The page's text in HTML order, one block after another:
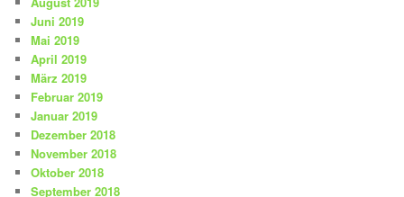
Juni 2019
Mai 2019
April 2019
März 2019
Februar 2019
Januar 2019
Dezember 2018
November 2018
Oktober 2018
September 2018